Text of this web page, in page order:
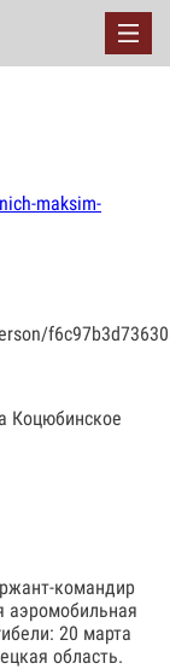
maksim-
Коцюбинское
командир
аэромобильная
20 марта
область.